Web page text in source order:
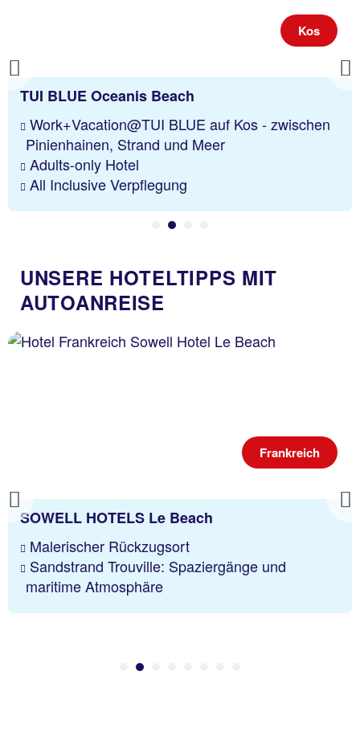
Previous
Kos
TUI BLUE Oceanis Beach
Work+Vacation@TUI BLUE auf Kos - zwischen
Pinienhainen, Strand und Meer
Adults-only Hotel
All Inclusive Verpflegung
UNSERE HOTELTIPPS MIT
AUTOANREISE
Previous
Frankreich
SOWELL HOTELS Le Beach
Malerischer Rückzugsort
Sandstrand Trouville: Spaziergänge und
maritime Atmosphäre